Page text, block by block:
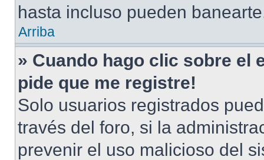
hasta incluso pueden
Arriba
» Cuando hago clic sobre el
pide que me registre!
Solo usuarios registrados
través del foro, si la
prevenir el uso malicioso del